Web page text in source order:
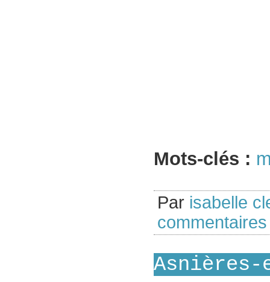
Mots-clés :
Par isabelle
commentaires
Asnières-